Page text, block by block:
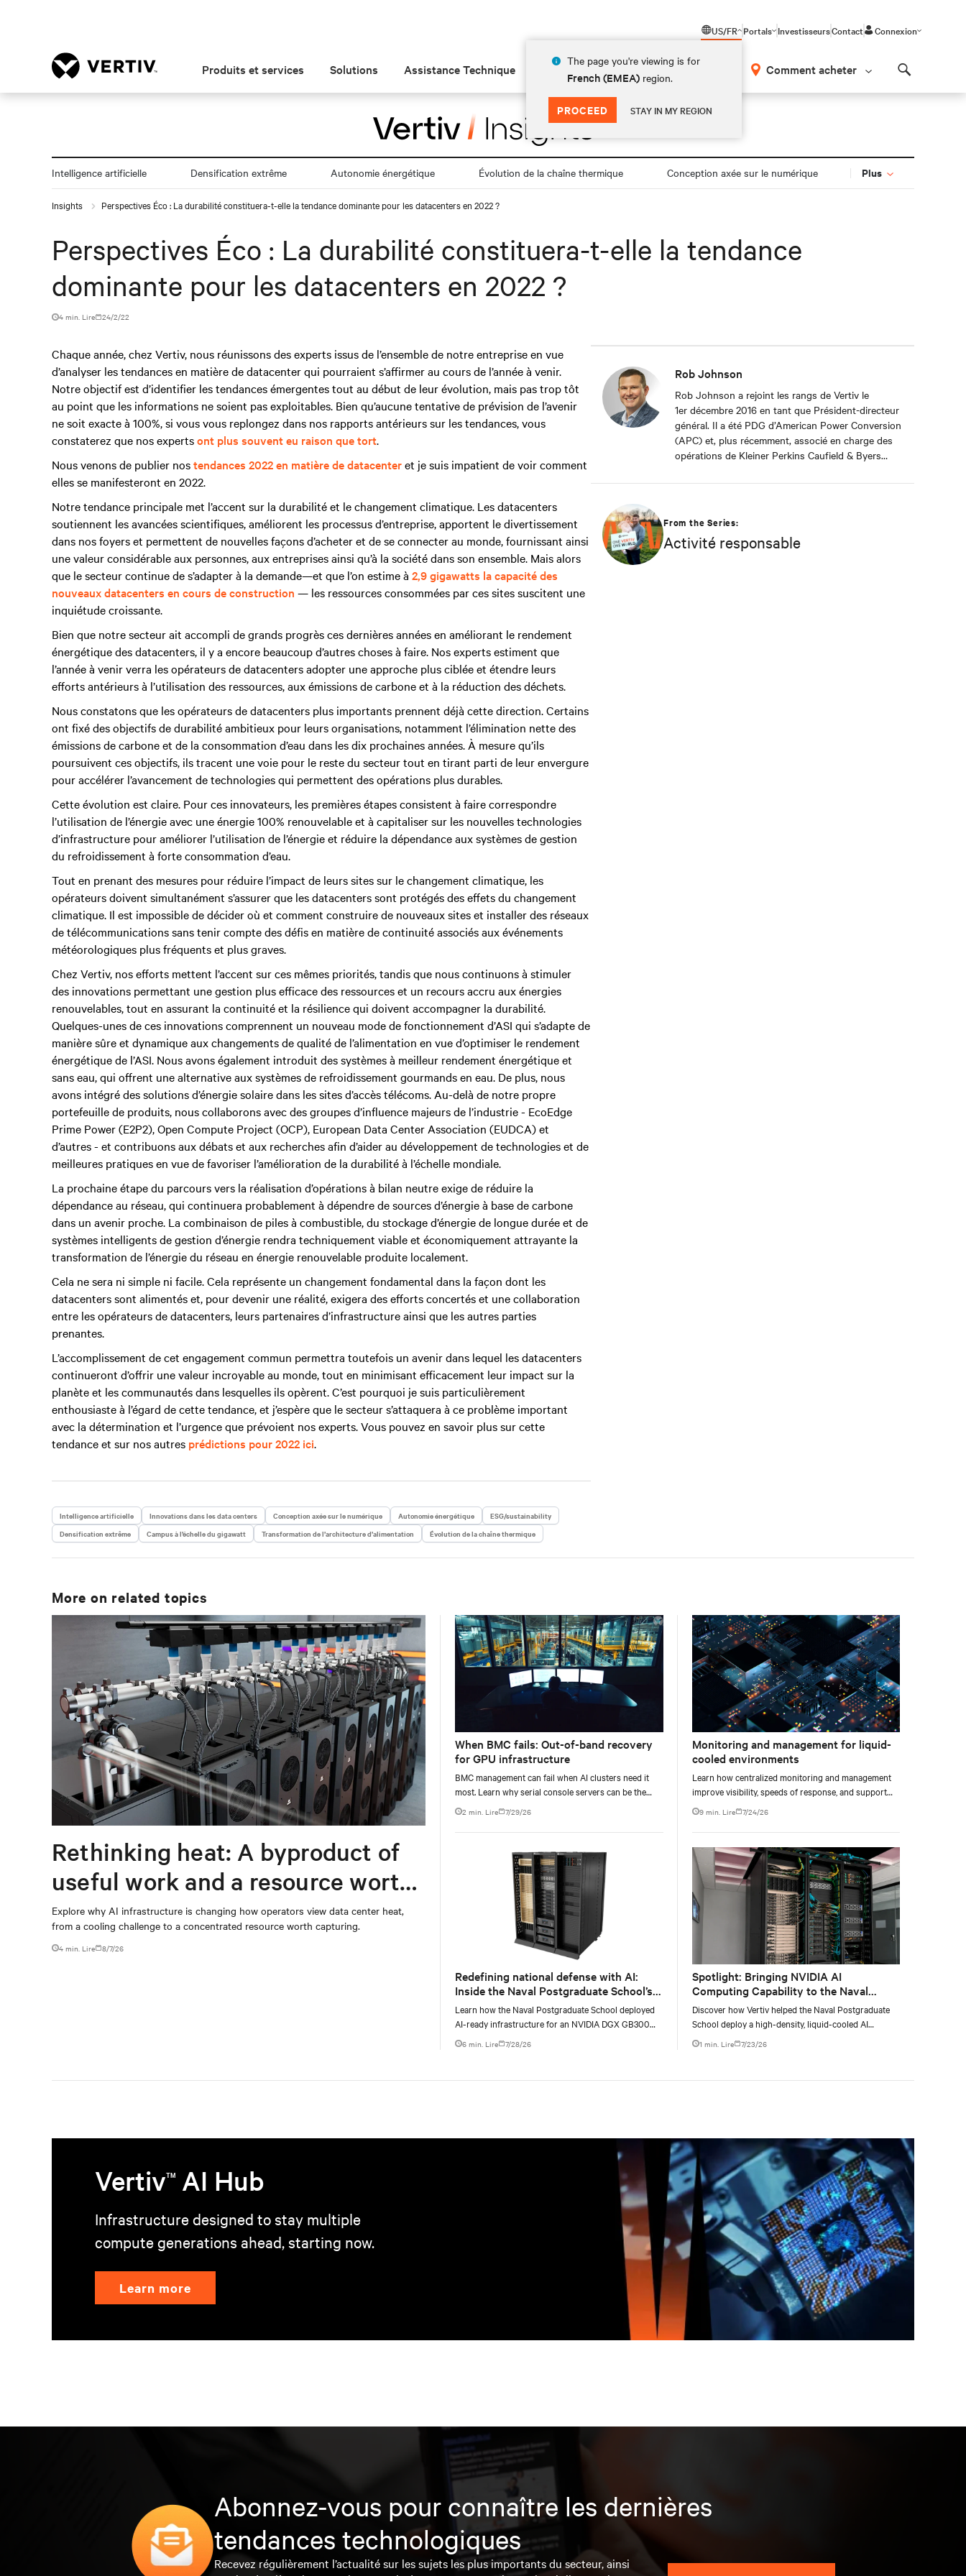
US/FR
The page you're viewing is for
French (EMEA) region.
PROCEED STAY IN MY REGION
Portals InvestisseursContact Connexion
Produits et services Solutions Assistance Technique Insights À propos Comment acheter
Intelligence artificielle Densification extrême Autonomie énergétique Évolution de la chaîne thermique Conception axée sur le numérique Plus
Insights Perspectives Éco : La durabilité constituera-t-elle la tendance dominante pour les datacenters en 2022 ?
Perspectives Éco : La durabilité constituera-t-elle la tendance
dominante pour les datacenters en 2022 ?
4 min. Lire 24/2/22
Chaque année, chez Vertiv, nous réunissons des experts issus de l’ensemble de notre entreprise en vue
d’analyser les tendances en matière de datacenter qui pourraient s’affirmer au cours de l’année à venir.
Notre objectif est d’identifier les tendances émergentes tout au début de leur évolution, mais pas trop tôt
au point que les informations ne soient pas exploitables. Bien qu’aucune tentative de prévision de l’avenir
ne soit exacte à 100%, si vous vous replongez dans nos rapports antérieurs sur les tendances, vous
constaterez que nos expertsont plus souvent eu raison que tort.
Nous venons de publier nostendances 2022 en matière de datacenteret je suis impatient de voir comment
elles se manifesteront en 2022.
Notre tendance principale met l’accent sur la durabilité et le changement climatique. Les datacenters
soutiennent les avancées scientifiques, améliorent les processus d’entreprise, apportent le divertissement
dans nos foyers et permettent de nouvelles façons d’acheter et de se connecter au monde, fournissant ainsi
une valeur considérable aux personnes, aux entreprises ainsi qu’à la société dans son ensemble. Mais alors
que le secteur continue de s’adapter à la demande—et que l’on estime à 2,9 gigawatts la capacité des
nouveaux datacenters en cours de construction — les ressources consommées par ces sites suscitent une
inquiétude croissante.
Bien que notre secteur ait accompli de grands progrès ces dernières années en améliorant le rendement
énergétique des datacenters, il y a encore beaucoup d’autres choses à faire. Nos experts estiment que
l’année à venir verra les opérateurs de datacenters adopter une approche plus ciblée et étendre leurs
efforts antérieurs à l’utilisation des ressources, aux émissions de carbone et à la réduction des déchets.
Nous constatons que les opérateurs de datacenters plus importants prennent déjà cette direction. Certains
ont fixé des objectifs de durabilité ambitieux pour leurs organisations, notamment l’élimination nette des
émissions de carbone et de la consommation d’eau dans les dix prochaines années. À mesure qu’ils
poursuivent ces objectifs, ils tracent une voie pour le reste du secteur tout en tirant parti de leur envergure
pour accélérer l’avancement de technologies qui permettent des opérations plus durables.
Cette évolution est claire. Pour ces innovateurs, les premières étapes consistent à faire correspondre
l’utilisation de l’énergie avec une énergie 100% renouvelable et à capitaliser sur les nouvelles technologies
d’infrastructure pour améliorer l’utilisation de l’énergie et réduire la dépendance aux systèmes de gestion
du refroidissement à forte consommation d’eau.
Tout en prenant des mesures pour réduire l’impact de leurs sites sur le changement climatique, les
opérateurs doivent simultanément s’assurer que les datacenters sont protégés des effets du changement
climatique. Il est impossible de décider où et comment construire de nouveaux sites et installer des réseaux
de télécommunications sans tenir compte des défis en matière de continuité associés aux événements
météorologiques plus fréquents et plus graves.
Chez Vertiv, nos efforts mettent l’accent sur ces mêmes priorités, tandis que nous continuons à stimuler
des innovations permettant une gestion plus efficace des ressources et un recours accru aux énergies
renouvelables, tout en assurant la continuité et la résilience qui doivent accompagner la durabilité.
Quelques-unes de ces innovations comprennent un nouveau mode de fonctionnement d’ASI qui s’adapte de
manière sûre et dynamique aux changements de qualité de l’alimentation en vue d’optimiser le rendement
énergétique de l’ASI. Nous avons également introduit des systèmes à meilleur rendement énergétique et
sans eau, qui offrent une alternative aux systèmes de refroidissement gourmands en eau. De plus, nous
avons intégré des solutions d’énergie solaire dans les sites d’accès télécoms. Au-delà de notre propre
portefeuille de produits, nous collaborons avec des groupes d’influence majeurs de l’industrie - EcoEdge
Prime Power (E2P2), Open Compute Project (OCP), European Data Center Association (EUDCA) et
d’autres - et contribuons aux débats et aux recherches afin d’aider au développement de technologies et de
meilleures pratiques en vue de favoriser l’amélioration de la durabilité à l’échelle mondiale.
La prochaine étape du parcours vers la réalisation d’opérations à bilan neutre exige de réduire la
dépendance au réseau, qui continuera probablement à dépendre de sources d’énergie à base de carbone
dans un avenir proche. La combinaison de piles à combustible, du stockage d’énergie de longue durée et de
systèmes intelligents de gestion d’énergie rendra techniquement viable et économiquement attrayante la
transformation de l’énergie du réseau en énergie renouvelable produite localement.
Cela ne sera ni simple ni facile. Cela représente un changement fondamental dans la façon dont les
datacenters sont alimentés et, pour devenir une réalité, exigera des efforts concertés et une collaboration
entre les opérateurs de datacenters, leurs partenaires d’infrastructure ainsi que les autres parties
prenantes.
L’accomplissement de cet engagement commun permettra toutefois un avenir dans lequel les datacenters
continueront d’offrir une valeur incroyable au monde, tout en minimisant efficacement leur impact sur la
planète et les communautés dans lesquelles ils opèrent. C’est pourquoi je suis particulièrement
enthousiaste à l’égard de cette tendance, et j’espère que le secteur s’attaquera à ce problème important
avec la détermination et l’urgence que prévoient nos experts. Vous pouvez en savoir plus sur cette
tendance et sur nos autres prédictions pour 2022 ici.
Intelligence artificielle Innovations dans les data centers Conception axée sur le numérique Autonomie énergétique
ESG/sustainability
Densification extrême
Campus à l’échelle du gigawatt Transformation de l’architecture d’alimentation Évolution de la chaîne thermique
Rob Johnson
Rob Johnson a rejoint les rangs de Vertiv le
1er décembre 2016 en tant que Président-directeur
général. Il a été PDG d’American Power Conversion
(APC) et, plus récemment, associé en charge des
opérations de Kleiner Perkins Caufield & Byers
From the Series:
Activité responsable
More on related topics
Rethinking heat: A byproduct of
useful work and a resource worth
capturing
Explore why AI infrastructure is changing how operators view data center heat,
from a cooling challenge to a concentrated resource worth capturing.
4 min. Lire 8/7/26
When BMC fails: Out-of-band recovery
for GPU infrastructure
BMC management can fail when AI clusters need it
most. Learn why serial console servers can be the
only reliable recovery path for GPU infrastructure at
2 min. Lire 7/29/26
Redefining national defense with AI:
Inside the Naval Postgraduate School’s
AI infrastructure deployment
Learn how the Naval Postgraduate School deployed
AI-ready infrastructure for an NVIDIA DGX GB300
Blackwell-based NVL72 system within an existing
facility, creating a repeatable model for high-density,
liquid-cooled AI environments.
6 min. Lire 7/28/26
Monitoring and management for liquid-
cooled environments
Learn how centralized monitoring and management
improve visibility, speeds of response, and support
liquid-cooled data center operations.
9 min. Lire 7/24/26
Spotlight: Bringing NVIDIA AI
Computing Capability to the Naval
Postgraduate School
Discover how Vertiv helped the Naval Postgraduate
School deploy a high-density, liquid-cooled AI
infrastructure powered by NVIDIA DGX GB300 to
accelerate AI research, education, and mission-critical
1 min. Lire 7/23/26
VertivTM AI Hub
Infrastructure designed to stay multiple
compute generations ahead, starting now.
Learn more
Abonnez-vous pour connaître les dernières
tendances technologiques
Recevez régulièrement l’actualité sur les sujets les plus importants du secteur, ainsi